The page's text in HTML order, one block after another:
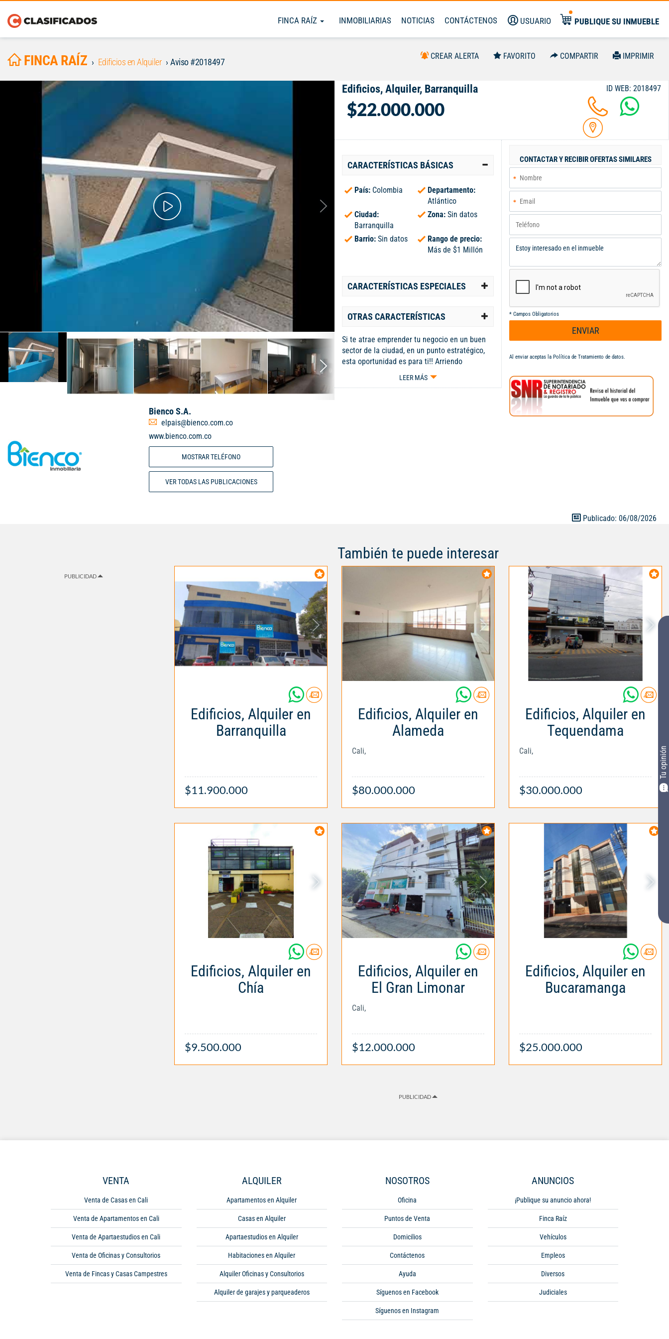
FINCA RAÍZ INMOBILIARIAS NOTICIAS CONTÁCTENOS USUARIO PUBLIQUE SU INMUEBLE
Tu opinión
FINCA RAÍZ Edificios en Alquiler Aviso #2018497
CREAR ALERTA FAVORITO COMPARTIR IMPRIMIR
Bienco S.A.
elpais@bienco.com.co
www.bienco.com.co
MOSTRAR TELÉFONO
VER TODAS LAS PUBLICACIONES
Edificios, Alquiler, Barranquilla
$22.000.000
ID WEB: 2018497
CARACTERÍSTICAS BÁSICAS
País: Colombia
Departamento:
Atlántico
Ciudad:
Barranquilla
Zona: Sin datos
Barrio: Sin datos
Rango de precio:
Más de $1 Millón
CARACTERÍSTICAS ESPECIALES
OTRAS CARACTERÍSTICAS
Si te atrae emprender tu negocio en un buen
sector de la ciudad, en un punto estratégico,
esta oportunidad es para ti!! Arriendo
espectacular Edifico comercial primer y
segundo piso en el barrio las delicias. Es un
LEER MÁS
CONTACTAR Y RECIBIR OFERTAS SIMILARES
* Campos Obligatorios
ENVIAR
Al enviar aceptas la Política de Tratamiento de datos.
Publicado: 06/08/2026
PUBLICIDAD
También te puede interesar
Edificios, Alquiler en
Barranquilla
$11.900.000
Edificios, Alquiler en
Alameda
Cali,
$80.000.000
Edificios, Alquiler en
Tequendama
Cali,
$30.000.000
Edificios, Alquiler en
Chía
$9.500.000
Edificios, Alquiler en
El Gran Limonar
Cali,
$12.000.000
Edificios, Alquiler en
Bucaramanga
$25.000.000
PUBLICIDAD
VENTA
Venta de Casas en Cali
Venta de Apartamentos en Cali
Venta de Apartaestudios en Cali
Venta de Oficinas y Consultorios
Venta de Fincas y Casas Campestres
ALQUILER
Apartamentos en Alquiler
Casas en Alquiler
Apartaestudios en Alquiler
Habitaciones en Alquiler
Alquiler Oficinas y Consultorios
Alquiler de garajes y parqueaderos
NOSOTROS
Oficina
Puntos de Venta
Domicilios
Contáctenos
Ayuda
Síguenos en Facebook
Síguenos en Instagram
ANUNCIOS
¡Publique su anuncio ahora!
Finca Raíz
Vehículos
Empleos
Diversos
Judiciales